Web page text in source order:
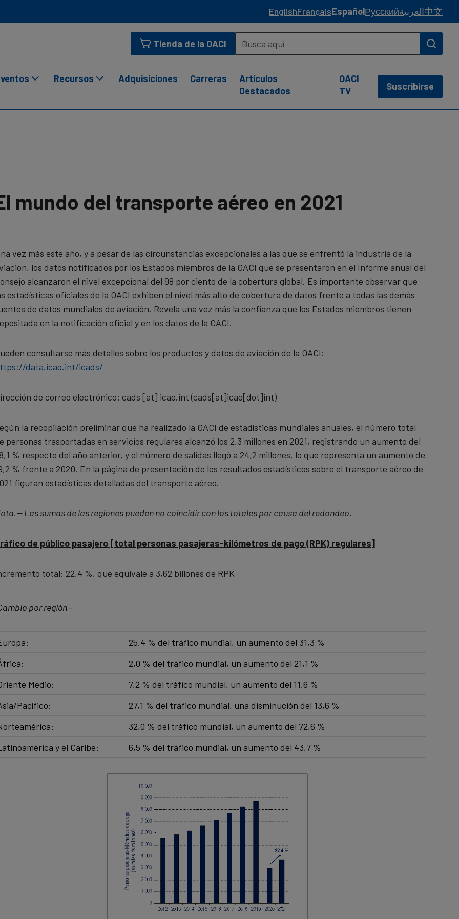
EnglishFrançaisEspañolРусскийالعربية中文
Tienda de la OACI
Recursos Adquisiciones Carreras
Artículos
Destacados
OACI
TV
Suscribirse
mundo del transporte aéreo en 2021
vez más este año, y a pesar de las circunstancias excepcionales a las que se enfrentó la industria de la
los datos notificados por los Estados miembros de la OACI que se presentaron en el Informe anual del
alcanzaron el nivel excepcional del 98 por ciento de la cobertura global. Es importante observar que
estadísticas oficiales de la OACI exhiben el nivel más alto de cobertura de datos frente a todas las demás
de datos mundiales de aviación. Revela una vez más la confianza que los Estados miembros tienen
en la notificación oficial y en los datos de la OACI.
consultarse más detalles sobre los productos y datos de aviación de la OACI:
data.icao.int/icads/
de correo electrónico: cads [at] icao.int(cads[at]icao[dot]int)
la recopilación preliminar que ha realizado la OACI de estadísticas mundiales anuales, el número total
personas trasportadas en servicios regulares alcanzó los 2,3 millones en 2021, registrando un aumento del
% respecto del año anterior, y el número de salidas llegó a 24,2 millones, lo que representa un aumento de
% frente a 2020. En la página de presentación de los resultados estadísticos sobre el transporte aéreo de
figuran estadísticas detalladas del transporte aéreo.
Las sumas de las regiones pueden no coincidir con los totales por causa del redondeo.
de público pasajero [total personas pasajeras-kilómetros de pago (RPK) regulares]
total: 22,4 %, que equivale a 3,62 billones de RPK
por región –
25,4 % del tráfico mundial, un aumento del 31,3 %
2,0 % del tráfico mundial, un aumento del 21,1 %
Medio:​
7,2 % del tráfico mundial, un aumento del 11,6 %
Pacífico:
27,1 % del tráfico mundial, una disminución del 13,6 %
32,0 % del tráfico mundial, un aumento del 72,6 %
y el Caribe:
6,5 % del tráfico mundial, un aumento del 43,7 %